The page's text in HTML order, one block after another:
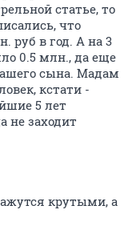
статье, то
что
руб в год. А на 3
0.5 млн., да еще
сына. Мадам
кстати -
5 лет
не заходит
крутыми, а